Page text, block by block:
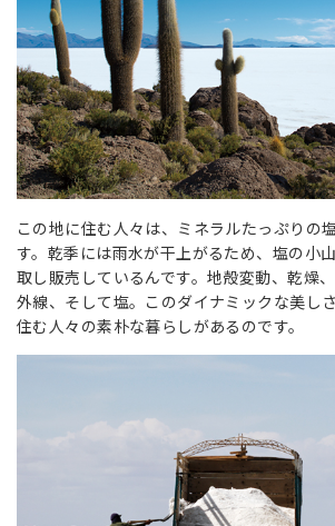
この地に住む人々は、ミネラルたっぷりの
す。乾季には雨水が干上がるため、塩の小
取し販売しているんです。地殻変動、乾燥
外線、そして塩。このダイナミックな美し
住む人々の素朴な暮らしがあるのです。